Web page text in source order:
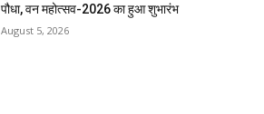
पौधा, वन महोत्सव-2026 का हुआ शुभारंभ
August 5, 2026